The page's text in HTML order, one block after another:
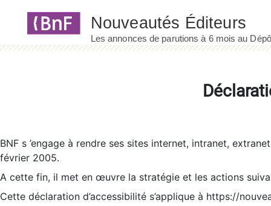
BNF s ’engage à rendre ses sites internet, intranet,
février 2005.
A cette fin, il met en œuvre la stratégie et les actions
Cette déclaration d’accessibilité s’applique à https://